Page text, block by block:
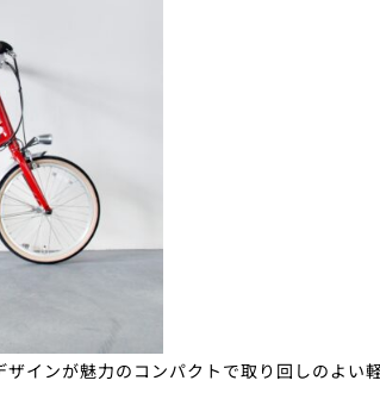
インが魅力のコンパクトで取り回しのよ